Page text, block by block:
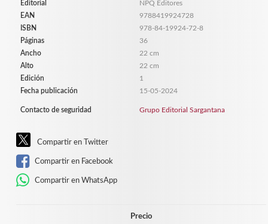
Editorial
NPQ Editores
EAN
9788419924728
ISBN
978-84-19924-72-8
Páginas
36
Ancho
22 cm
Alto
22 cm
Edición
1
Fecha publicación
15-05-2024
Contacto de seguridad Grupo Editorial Sargantana
Compartir en Twitter
Compartir en Facebook
Compartir en WhatsApp
Precio